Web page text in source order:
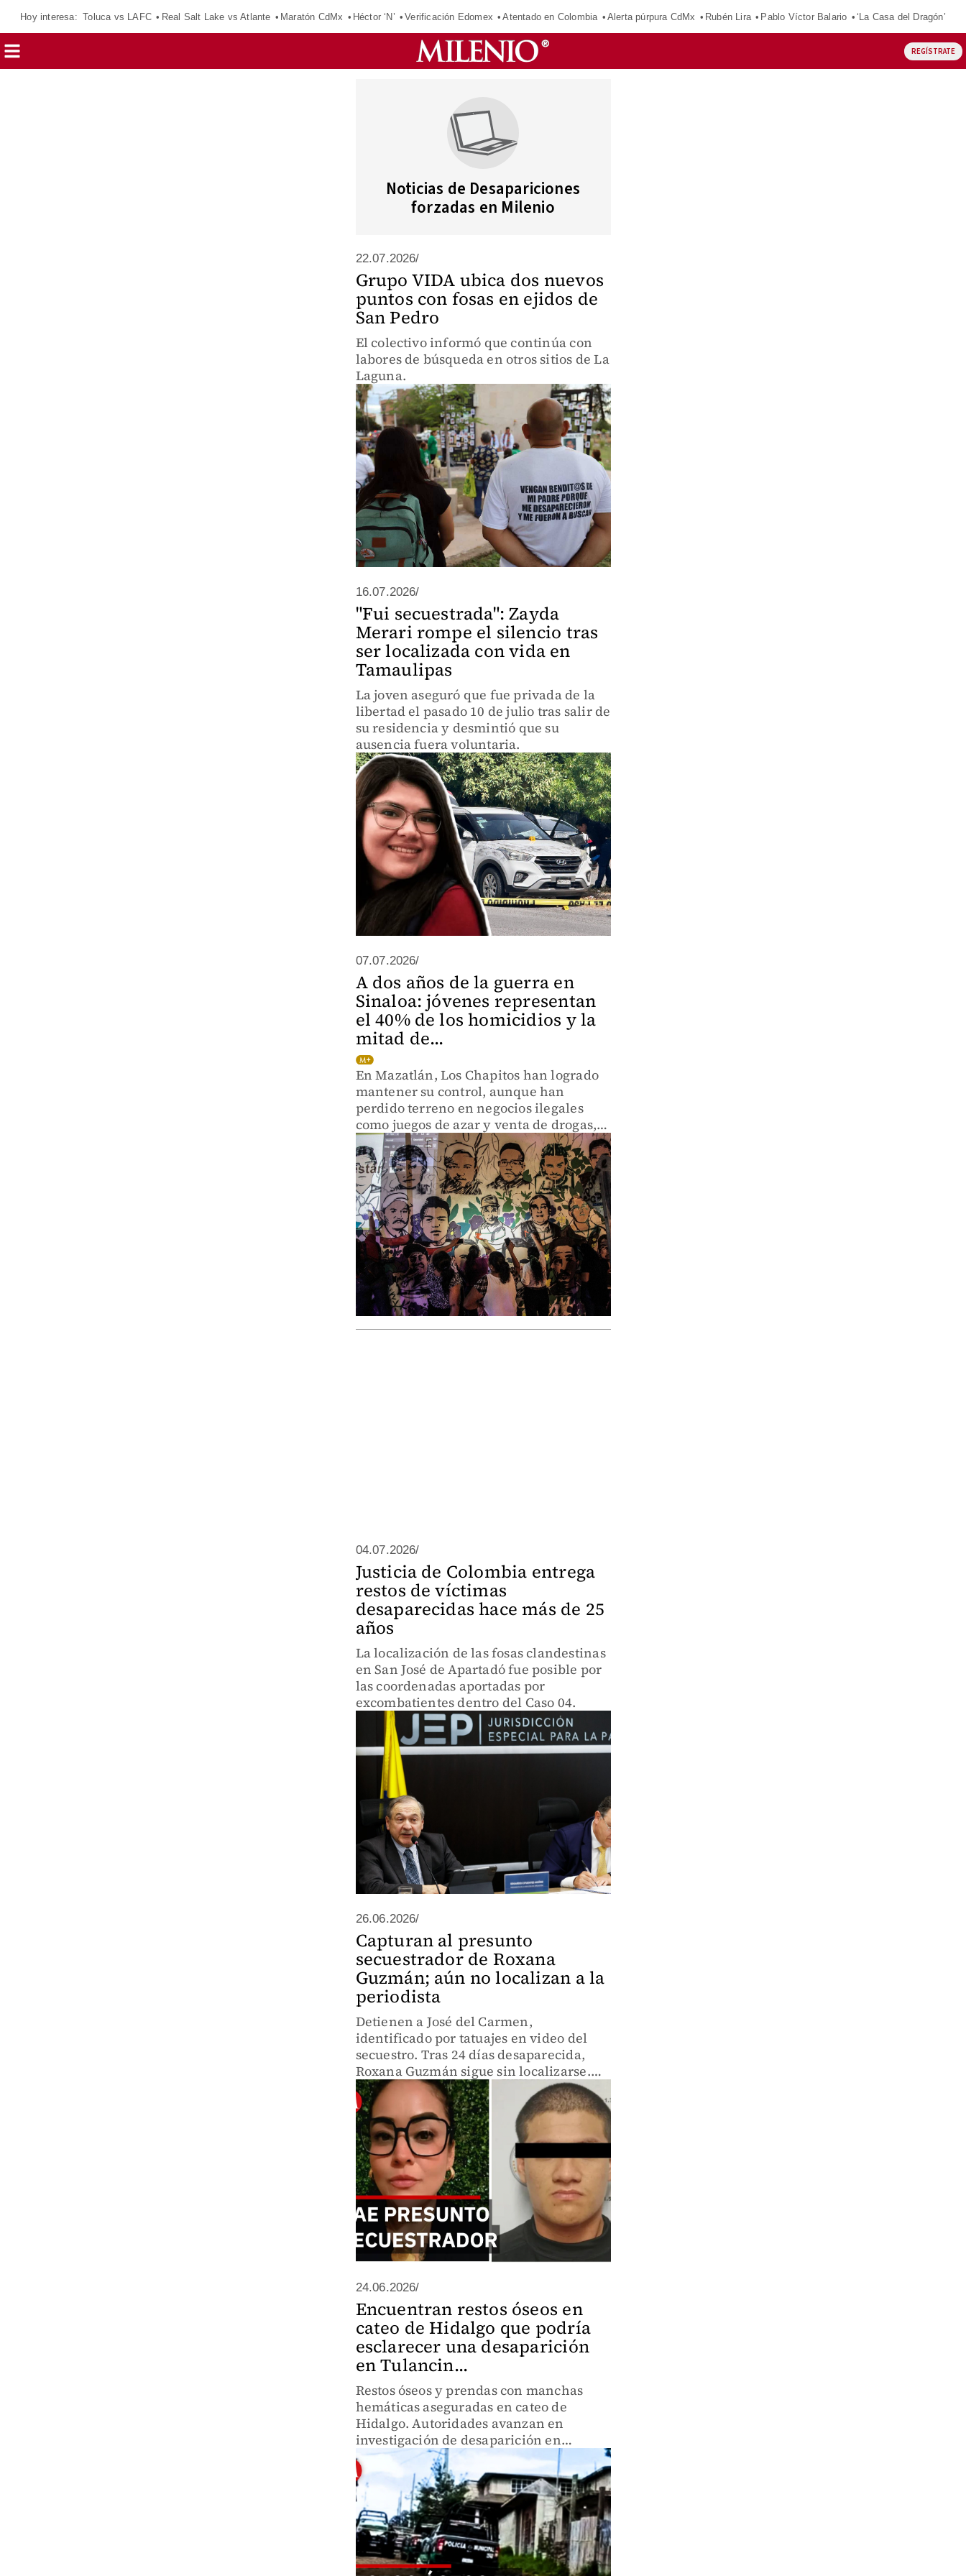
Hoy interesa: Toluca vs LAFC Real Salt Lake vs Atlante Maratón CdMx Héctor ‘N’ Verificación Edomex Atentado en Colombia Alerta púrpura CdMx Rubén Lira Pablo Víctor Balario ‘La Casa del Dragón’
REGÍSTRATE
Noticias de Desapariciones
forzadas en Milenio
22.07.2026/
Grupo VIDA ubica dos nuevos
puntos con fosas en ejidos de
San Pedro
El colectivo informó que continúa con
labores de búsqueda en otros sitios de La
Laguna.
16.07.2026/
"Fui secuestrada": Zayda
Merari rompe el silencio tras
ser localizada con vida en
Tamaulipas
La joven aseguró que fue privada de la
libertad el pasado 10 de julio tras salir de
su residencia y desmintió que su
ausencia fuera voluntaria.
07.07.2026/
A dos años de la guerra en
Sinaloa: jóvenes representan
el 40% de los homicidios y la
mitad de...
En Mazatlán, Los Chapitos han logrado
mantener su control, aunque han
perdido terreno en negocios ilegales
como juegos de azar y venta de drogas,
que han sido blanco de ataques de sus
rivales.
04.07.2026/
Justicia de Colombia entrega
restos de víctimas
desaparecidas hace más de 25
años
La localización de las fosas clandestinas
en San José de Apartadó fue posible por
las coordenadas aportadas por
excombatientes dentro del Caso 04.
26.06.2026/
Capturan al presunto
secuestrador de Roxana
Guzmán; aún no localizan a la
periodista
Detienen a José del Carmen,
identificado por tatuajes en video del
secuestro. Tras 24 días desaparecida,
Roxana Guzmán sigue sin localizarse.
Cateos en rancho de Moloacán revelan
pistas críticas, pero la periodista
permanece en paradero desconocido.
24.06.2026/
Encuentran restos óseos en
cateo de Hidalgo que podría
esclarecer una desaparición
en Tulancin...
Restos óseos y prendas con manchas
hemáticas aseguradas en cateo de
Hidalgo. Autoridades avanzan en
investigación de desaparición en
Tulancingo, pero la confirmación oficial
sigue pendiente. Análisis pericial
determinará la identidad.